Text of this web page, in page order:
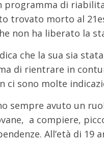
di
trovato morto al
non ha liberato la
che la sua sia
di rientrare in
sono molte
sempre avuto un
a compiere,
All’età di